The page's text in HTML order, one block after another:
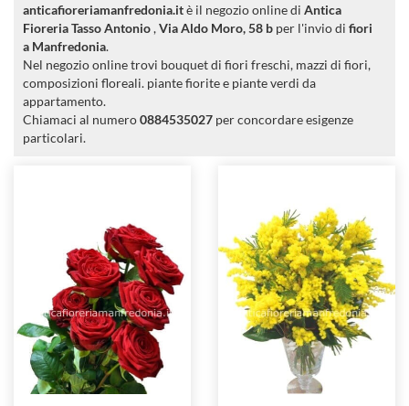
anticafioreriamanfredonia.itè il negozio online di Antica
Fioreria Tasso Antonio,Via Aldo Moro, 58 b per l'invio di fiori
a Manfredonia.
Nel negozio online trovi bouquet di fiori freschi, mazzi di fiori,
composizioni floreali. piante fiorite e piante verdi da
appartamento.
Chiamaci al numero0884535027 per concordare esigenze
particolari.